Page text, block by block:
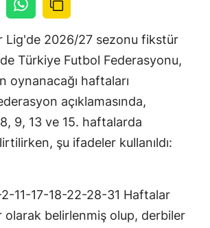
Lig'de 2026/27 sezonu fikstür
Türkiye Futbol Federasyonu,
oynanacağı haftaları
açıklamasında,
9, 13 ve 15. haftalarda
şu ifadeler kullanıldı:
11-17-18-22-28-31 Haftalar
olarak belirlenmiş olup, derbiler